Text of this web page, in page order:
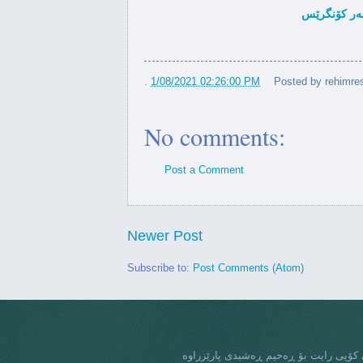
كوردستان
ناكات
نوێی ئه‌مه‌ریكا ده‌ستی به‌
خۆنه‌چه‌ماندنی هه‌موو
كۆنگرێس
. 1/08/2021 02:26:00 PM Posted by
No comments:
Post a Comment
Newer Post
Subscribe to: Post Comments (Atom)